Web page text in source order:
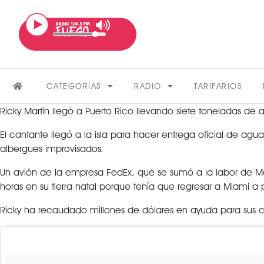
CATEGORÍAS RADIO TARIFARIOS
FARÁNDULA
Ricky Martin llegó a Puerto Rico llevando siete toneladas
El cantante llegó a la isla para hacer entrega oficial de
albergues improvisados.
Un avión de la empresa FedEx, que se sumó a la labor de
horas en su tierra natal porque tenía que regresar a Miami
Ricky ha recaudado millones de dólares en ayuda para